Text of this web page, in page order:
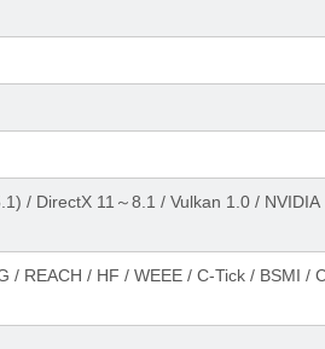
/ DirectX 11～8.1 / Vulkan 1.0 / NVIDIA
/ REACH / HF / WEEE / C-Tick / BSMI /